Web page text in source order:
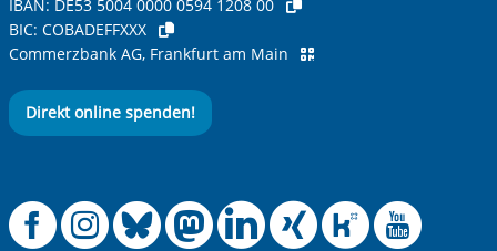
IBAN: DE53 5004 0000 0594 1208 00
BIC: COBADEFFXXX
Commerzbank AG, Frankfurt am Main
Direkt online spenden!
Offizielle
Offizielle
Offizielle
Offizielle
Offizielle